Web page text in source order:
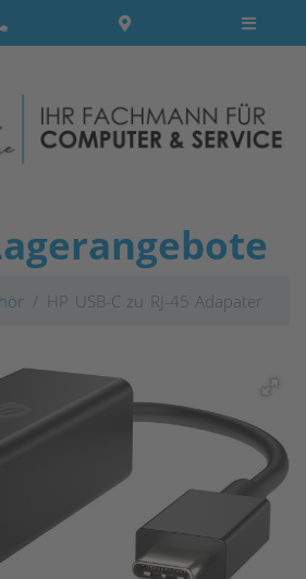
HP USB-C zu RJ-45 Adapater